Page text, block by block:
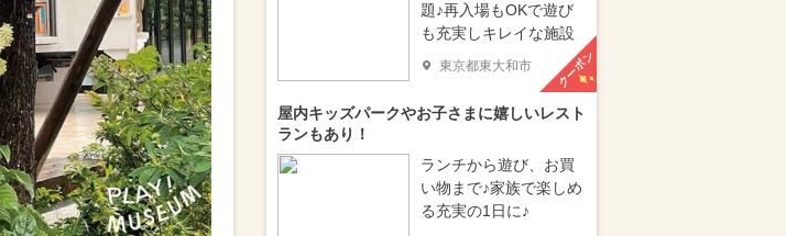
題♪再入場もOKで遊び
も充実しキレイな施設
東京都東大和市 クーポン
屋内キッズパークやお子さまに嬉しいレスト
ランもあり！
ランチから遊び、お買
い物まで♪家族で楽しめ
る充実の1日に♪